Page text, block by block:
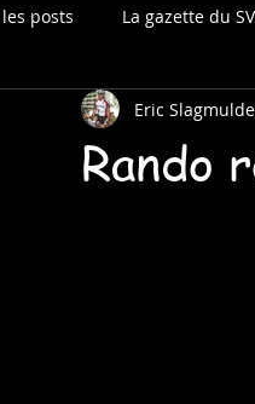
posts La gazette du
Rando
Eric